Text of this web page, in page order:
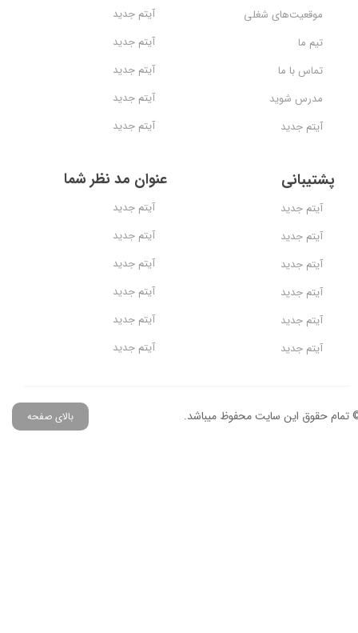
موقعیت‌های شغلی
تیم ما
تماس با ما
مدرس شوید
آیتم جدید
آیتم جدید
آیتم جدید
آیتم جدید
آیتم جدید
آیتم جدید
عنوان مد نظر شما
آیتم جدید
آیتم جدید
آیتم جدید
آیتم جدید
آیتم جدید
آیتم جدید
پشتیبانی
آیتم جدید
آیتم جدید
آیتم جدید
آیتم جدید
آیتم جدید
آیتم جدید
تمام حقوق این سایت محفوظ میباشد. بالای صفحه